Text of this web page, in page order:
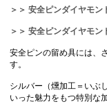
＞＞ 安全ピンダイヤモン
＞＞ 安全ピンダイヤモン
安全ピンの留め具には、
す。
シルバー（燻加工＝いぶ
いった魅力をもつ特別な